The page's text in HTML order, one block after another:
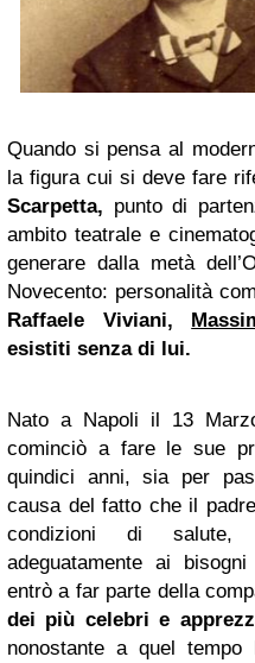
Quando si pensa al
la figura cui si deve fare
Scarpetta, punto di
ambito teatrale e
generare dalla metà
Novecento: personalità
Raffaele Viviani,
esistiti senza di lui.
Nato a Napoli il 13
cominciò a fare le sue
quindici anni, sia per
causa del fatto che il
condizioni di salute,
adeguatamente ai
entrò a far parte della
dei più celebri e
nonostante a quel